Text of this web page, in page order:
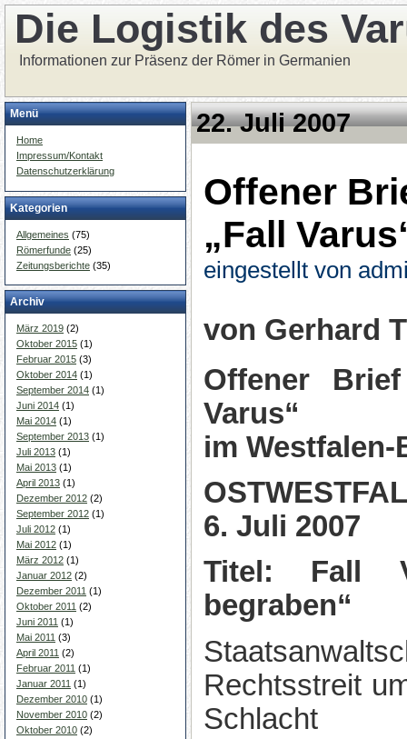
Die Logistik des
Informationen zur Präsenz der Römer in Germanien
Menü
Home
Impressum/Kontakt
Datenschutzerklärung
Kategorien
Allgemeines (75)
Römerfunde (25)
Zeitungsberichte (35)
Archiv
März 2019 (2)
Oktober 2015 (1)
Februar 2015 (3)
Oktober 2014 (1)
September 2014 (1)
Juni 2014 (1)
Mai 2014 (1)
September 2013 (1)
Juli 2013 (1)
Mai 2013 (1)
April 2013 (1)
Dezember 2012 (2)
September 2012 (1)
Juli 2012 (1)
Mai 2012 (1)
März 2012 (1)
Januar 2012 (2)
Dezember 2011 (1)
Oktober 2011 (2)
Juni 2011 (1)
Mai 2011 (3)
April 2011 (2)
Februar 2011 (1)
Januar 2011 (1)
Dezember 2010 (1)
November 2010 (2)
Oktober 2010 (2)
22. Juli 2007
Offener
„Fall
eingestellt von
von Gerhard
Offener
Varus“
im Westfalen-
6. Juli 2007
Titel: Fall
begraben“
Rechtsstreit
Schlacht